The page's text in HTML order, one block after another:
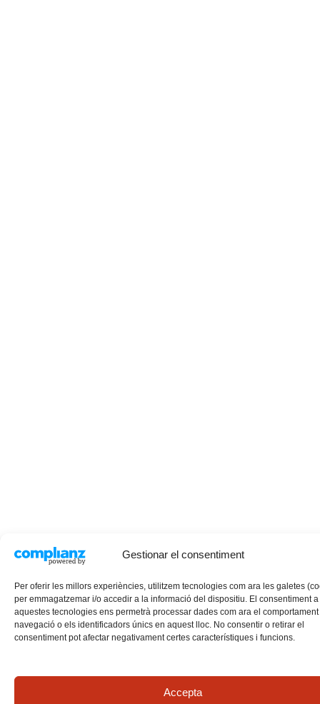
Gestionar el consentiment
Per oferir les millors experiències, utilitzem tecnologies com ara les galetes
per emmagatzemar i/o accedir a la informació del dispositiu. El consentiment a
aquestes tecnologies ens permetrà processar dades com ara el
navegació o els identificadors únics en aquest lloc. No consentir o retirar el
consentiment pot afectar negativament certes característiques i funcions.
Accepta